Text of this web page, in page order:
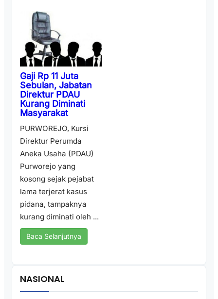
Gaji Rp 11 Juta
Sebulan, Jabatan
Direktur PDAU
Kurang Diminati
Masyarakat
PURWOREJO, Kursi
Direktur Perumda
Aneka Usaha (PDAU)
Purworejo yang
kosong sejak pejabat
lama terjerat kasus
pidana, tampaknya
kurang diminati oleh ...
Baca Selanjutnya
NASIONAL